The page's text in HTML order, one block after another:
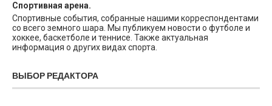
Спортивная арена.
Спортивные события, собранные нашими корреспондентами
со всего земного шара. Мы публикуем новости о футболе и
хоккее, баскетболе и теннисе. Также актуальная
информация о других видах спорта.
ВЫБОР РЕДАКТОРА